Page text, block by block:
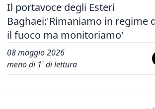
Il portavoce degli Esteri
Baghaei:'Rimaniamo in regime
il fuoco ma monitoriamo'
08 maggio 2026
meno di 1' di lettura